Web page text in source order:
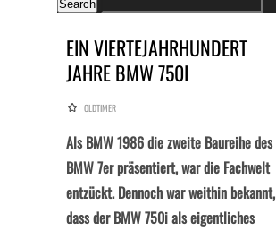
EIN VIERTEJAHRHUNDERT
JAHRE BMW 750I
OLDTIMER
Als BMW 1986 die zweite Baureihe des
BMW 7er präsentiert, war die Fachwelt
entzückt. Dennoch war weithin bekannt,
dass der BMW 750i als eigentliches